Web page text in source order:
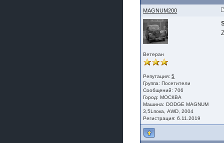
MAGNUM200
Ветеран
Репутация:5
Группа:Посетители
Сообщений: 706
Город: МОСКВА
Машина: DODGЕ МАGNUМ
3,5Lпока, АWD, 2004
Регистрация: 6.11.2019